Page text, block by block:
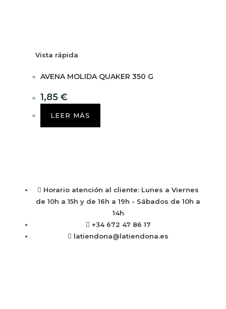
Vista rápida
AVENA MOLIDA QUAKER 350 G
1,85 €
LEER MÁS
Horario atención al cliente: Lunes a Viernes
de 10h a 15h y de 16h a 19h - Sábados de 10h a
14h
+34 672 47 86 17
latiendona@latiendona.es